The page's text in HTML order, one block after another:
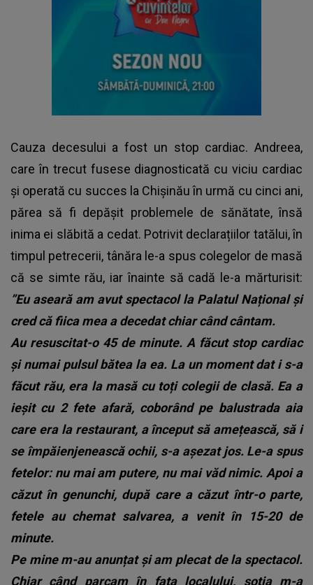
Cauza decesului a fost un stop cardiac. Andreea,
care în trecut fusese diagnosticată cu viciu cardiac
și operată cu succes la Chișinău în urmă cu cinci ani,
părea să fi depășit problemele de sănătate, însă
inima ei slăbită a cedat. Potrivit declarațiilor tatălui, în
timpul petrecerii, tânăra le-a spus colegelor de masă
că se simte rău, iar înainte să cadă le-a mărturisit:
”Eu aseară am avut spectacol la Palatul Național și
cred că fiica mea a decedat chiar când cântam.
Au resuscitat-o 45 de minute. A făcut stop cardiac
și numai pulsul bătea la ea. La un moment dat i s-a
făcut rău, era la masă cu toți colegii de clasă. Ea a
ieșit cu 2 fete afară, coborând pe balustrada aia
care era la restaurant, a început să amețească, să i
se împăienjenească ochii, s-a așezat jos. Le-a spus
fetelor: nu mai am putere, nu mai văd nimic. Apoi a
căzut în genunchi, după care a căzut într-o parte,
fetele au chemat salvarea, a venit în 15-20 de
minute.
Pe mine m-au anunțat și am plecat de la spectacol.
Chiar când parcam în fața localului, soția m-a